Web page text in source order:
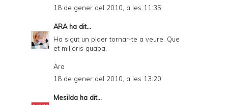
18 de gener del 2010, a les 11:35
ARAha dit...
Ha sigut un plaer tornar-te a veure. Que
et milloris guapa.
Ara
18 de gener del 2010, a les 13:20
Mesilda ha dit...